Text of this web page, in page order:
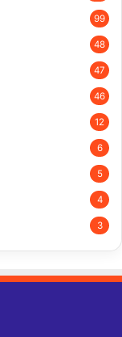
99
48
47
46
12
6
5
4
3